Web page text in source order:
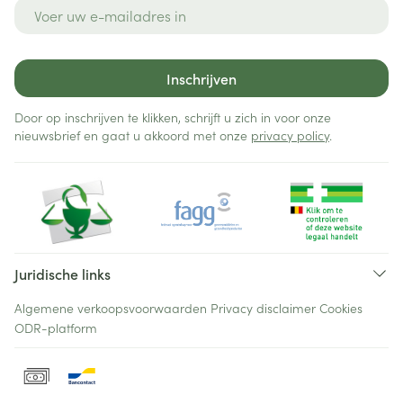
Inschrijven
Door op inschrijven te klikken, schrijft u zich in voor onze
nieuwsbrief en gaat u akkoord met onze privacy policy.
Juridische links
Algemene verkoopsvoorwaarden Privacy disclaimer Cookies
ODR-platform